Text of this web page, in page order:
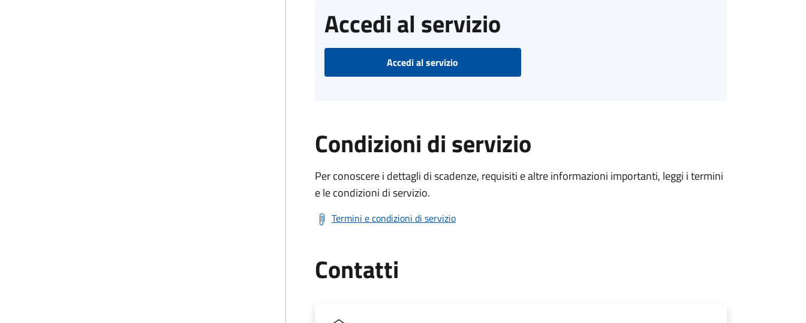
Accedi al servizio
Accedi al servizio
Condizioni di servizio
Per conoscere i dettagli di scadenze, requisiti e altre informazioni importanti, leggi i termini
e le condizioni di servizio.
Termini e condizioni di servizio
Contatti